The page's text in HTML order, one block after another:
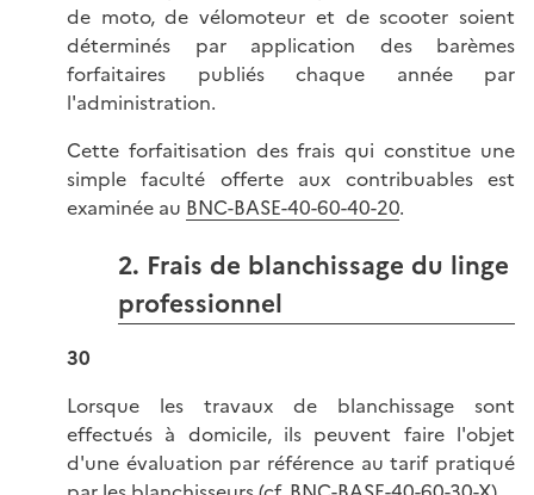
de moto, de vélomoteur et de scooter soient
déterminés par application des barèmes
forfaitaires publiés chaque année par
l'administration.
Cette forfaitisation des frais qui constitue une
simple faculté offerte aux contribuables est
examinée au BNC-BASE-40-60-40-20.
2. Frais de blanchissage du linge
professionnel
30
Lorsque les travaux de blanchissage sont
effectués à domicile, ils peuvent faire l'objet
d'une évaluation par référence au tarif pratiqué